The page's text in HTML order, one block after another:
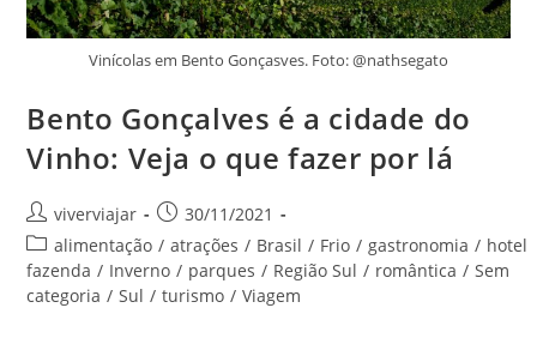
Vinícolas em Bento Gonçasves. Foto: @nathsegato
Bento Gonçalves é a cidade do
Vinho: Veja o que fazer por lá
Autor
do
post:
viverviajar
Post
publicado:
30/11/2021
Categoria
do
post:
alimentação / atrações / Brasil / Frio / gastronomia / hotel
fazenda / Inverno / parques / Região Sul / romântica / Sem
categoria / Sul / turismo / Viagem